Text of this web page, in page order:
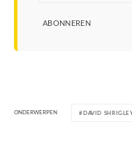
ABONNEREN
ONDERWERPEN DAVID